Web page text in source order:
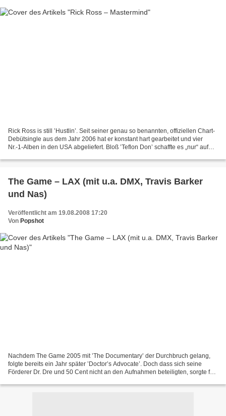
Rick Ross is still ’Hustlin’. Seit seiner genau so benannten, offiziellen Chart-
Debütsingle aus dem Jahr 2006 hat er konstant hart gearbeitet und vier
Nr.-1-Alben in den USA abgeliefert. Bloß ’Teflon Don’ schaffte es „nur“ auf
The Game – LAX (mit u.a. DMX, Travis Barker
und Nas)
Veröffentlicht am 19.08.2008 17:20
Von Popshot
Nachdem The Game 2005 mit ’The Documentary’ der Durchbruch gelang,
folgte bereits ein Jahr später ’Doctor’s Advocate’. Doch dass sich seine
Förderer Dr. Dre und 50 Cent nicht an den Aufnahmen beteiligten, sorgte für